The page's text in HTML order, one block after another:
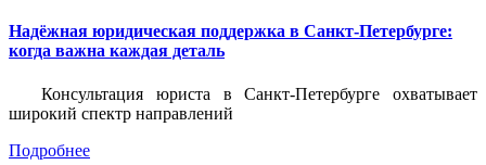
Надёжная юридическая поддержка в Санкт-Петербурге:
когда важна каждая деталь
Консультация юриста в Санкт-Петербурге охватывает
широкий спектр направлений
Подробнее